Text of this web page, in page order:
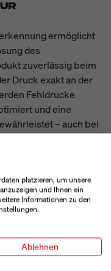
ermöglicht
des
zuverlässig beim
Druck exakt an der
Fehldrucke
und eine
– auch bei
platzieren, um unsere
und Ihnen ein
Informationen zu den
Ablehnen